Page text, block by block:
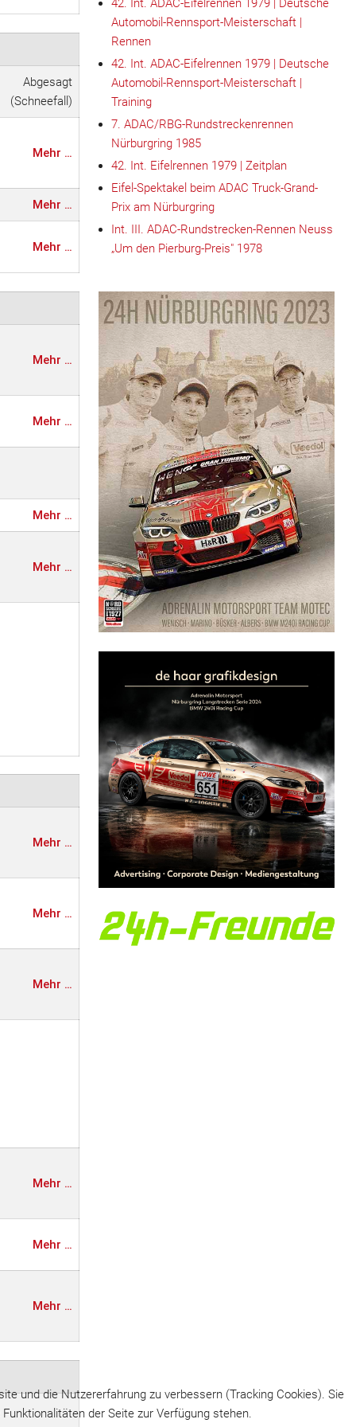
Abgesagt
(Schneefall)
Mehr …
Mehr …
Mehr …
Mehr …
Mehr …
Mehr …
Mehr …
Mehr …
Mehr …
Mehr …
Mehr …
Mehr …
Mehr …
42. Int. ADAC-Eifelrennen 1979 | Deutsche
Automobil-Rennsport-Meisterschaft |
Rennen
42. Int. ADAC-Eifelrennen 1979 | Deutsche
Automobil-Rennsport-Meisterschaft |
Training
7. ADAC/RBG-Rundstreckenrennen
Nürburgring 1985
42. Int. Eifelrennen 1979 | Zeitplan
Eifel-Spektakel beim ADAC Truck-Grand-
Prix am Nürburgring
Int. III. ADAC-Rundstrecken-Rennen Neuss
„Um den Pierburg-Preis" 1978
und die Nutzererfahrung zu verbessern (Tracking Cookies). Sie
der Seite zur Verfügung stehen.